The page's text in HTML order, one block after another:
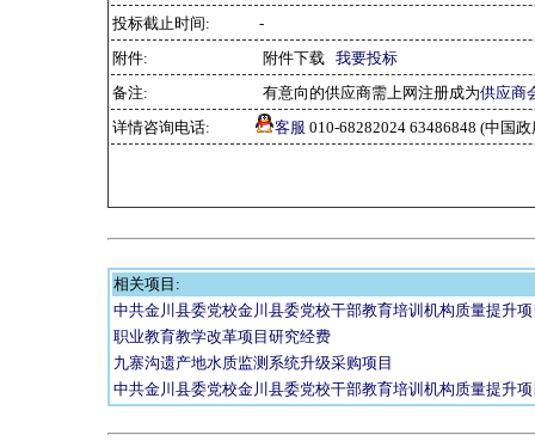
投标截止时间:
-
附件:
附件下载 我要投标
备注:
有意向的供应商需上网注册成为供应商
详情咨询电话:
客服 010-68282024 63486848 (中国
相关项目:
中共金川县委党校金川县委党校干部教育培训机构质量提升
职业教育教学改革项目研究经费
九寨沟遗产地水质监测系统升级采购项目
中共金川县委党校金川县委党校干部教育培训机构质量提升